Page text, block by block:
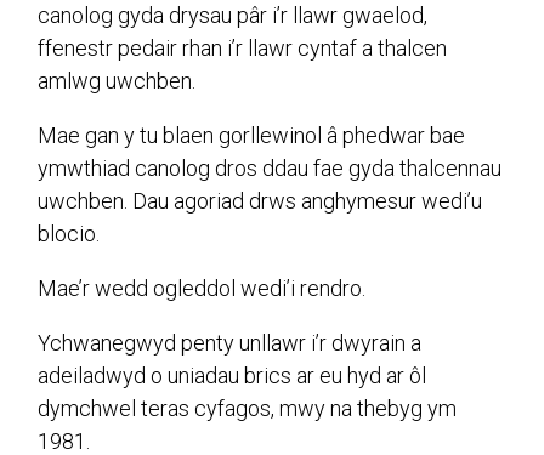
canolog gyda drysau pâr i’r llawr gwaelod,
ffenestr pedair rhan i’r llawr cyntaf a thalcen
amlwg uwchben.
Mae gan y tu blaen gorllewinol â phedwar bae
ymwthiad canolog dros ddau fae gyda thalcennau
uwchben. Dau agoriad drws anghymesur wedi’u
blocio.
Mae’r wedd ogleddol wedi’i rendro.
Ychwanegwyd penty unllawr i’r dwyrain a
adeiladwyd o uniadau brics ar eu hyd ar ôl
dymchwel teras cyfagos, mwy na thebyg ym
1981.